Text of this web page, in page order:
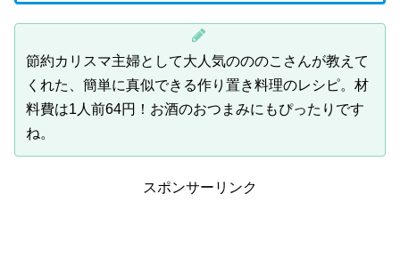
節約カリスマ主婦として大人気のののこさんが教えて
くれた、簡単に真似できる作り置き料理のレシピ。材
料費は1人前64円！お酒のおつまみにもぴったりです
ね。
スポンサーリンク